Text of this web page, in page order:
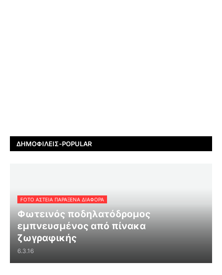
ΔΗΜΟΦΙΛΕΊΣ-POPULAR
FOTO ΑΣΤΕΙΑ ΠΑΡΑΞΕΝΑ ΔΙΑΦΟΡΑ
Φωτεινός ποδηλατόδρομος
εμπνευσμένος από πίνακα
ζωγραφικής
6.3.16